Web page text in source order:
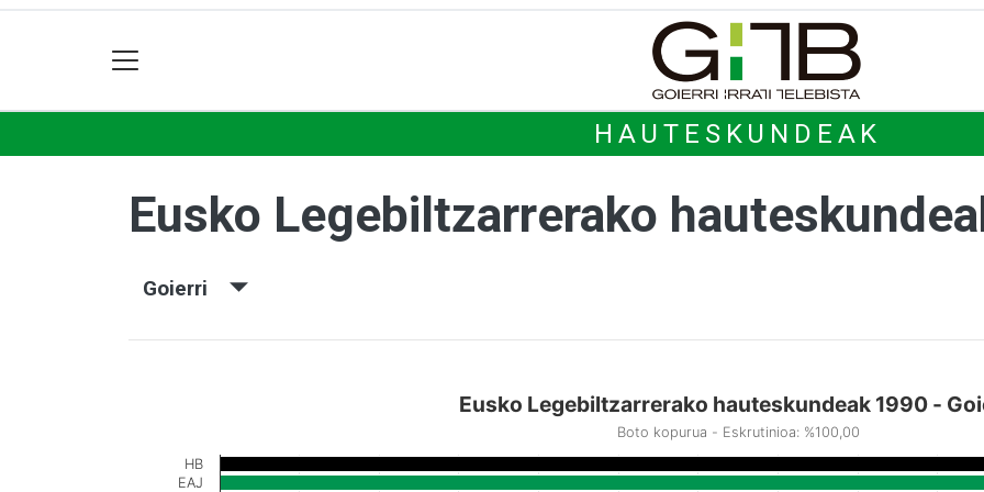
HAUTESKUNDEAK
Eusko Legebiltzarrerako
Goierri
Eusko Legebiltzarrerako hauteskundeak 1990 -
Boto kopurua - Eskrutinioa: %100,00
HB
EAJ